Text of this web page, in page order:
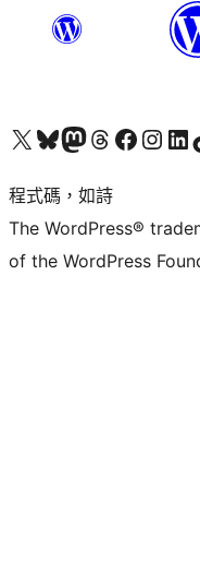
查看我們的 X (之前的 Twitter) 帳號造訪我們的 Bluesky 帳號造訪我們的 Mastodon 帳號造訪我們的 Threads 帳號 造訪我們的 Facebook 粉絲專頁Visit ourVisit 造
程式碼，如詩
The WordPress®
of the WordPress